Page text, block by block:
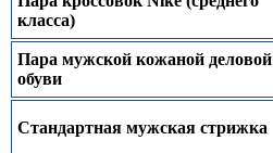
класса)
Пара мужской кожаной деловой
обуви
Стандартная мужская стрижка